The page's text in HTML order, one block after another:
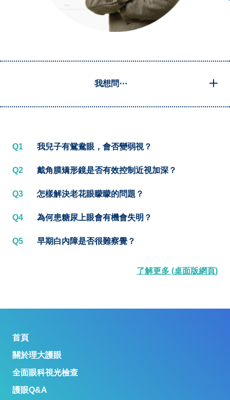
我想問⋯
Q1 我兒子有鴛鴦眼，會否變弱視？
Q2 戴角膜矯形鏡是否有效控制近視加深？
Q3 怎樣解決老花眼矇矇的問題？
Q4 為何患糖尿上眼會有機會失明？
Q5 早期白內障是否很難察覺？
了解更多 (桌面版網頁)
首頁
關於理大護眼
全面眼科視光檢查
護眼Q&A